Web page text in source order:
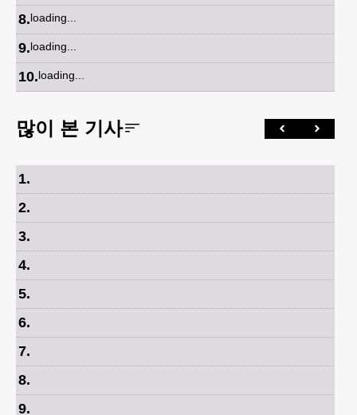
8.loading...
9.loading...
10.loading...
많이 본 기사
1.
2.
3.
4.
5.
6.
7.
8.
9.